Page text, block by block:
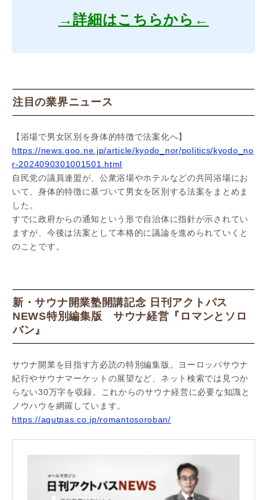
→詳細はこちらから←
注目の業界ニュース
【浴場で男女区別を身体的特徴で法案化へ】
https://news.goo.ne.jp/article/kyodo_nor/politics/kyodo_no
r-2024090301001501.html
自民党の議員連盟が、公衆浴場やホテルなどの共同浴場にお
いて、身体的特徴に基づいて男女を区別する法案をまとめま
した。
すでに政府からの通知という形で自治体に指針が示されてい
ますが、今後は法案として本格的に議論を進められていくと
のことです。
新・サウナ開業塾開講記念 日刊アクトパス
NEWS特別編集版 サウナ経営『ロマンとソロ
バン』
サウナ開業を目指す方必読の特別編集版。ヨーロッパサウナ
紀行やサウナマーケットの展望など、ネット検索では見つか
らない30万字を収録。これからのサウナ経営に必要な知識と
ノウハウを網羅しています。
https://aqutpas.co.jp/romantosoroban/